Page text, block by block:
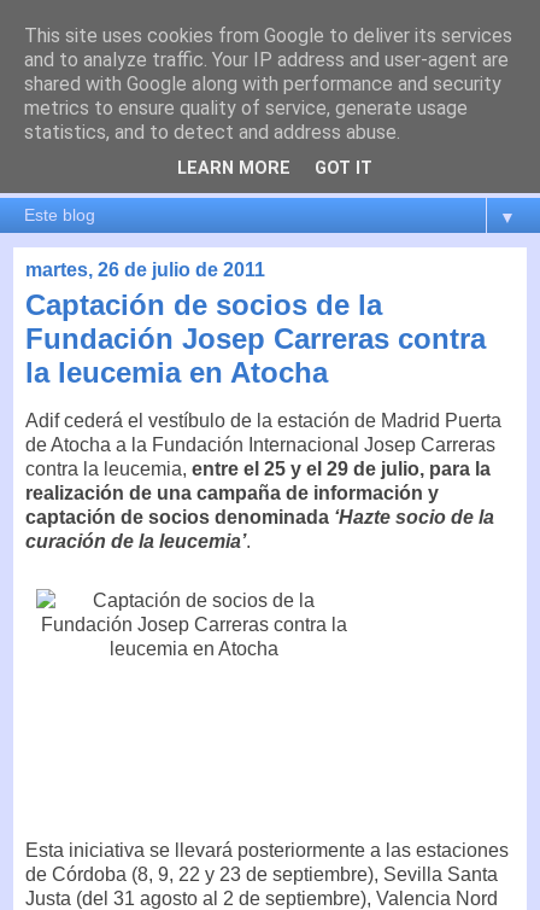
es por madrid
El blog de Madrid y su actualidad, proyectos, transporte,
movilidad, arquitectura, participación, medio ambiente,
educación, empleo, ...
▼
martes, 26 de julio de 2011
Captación de socios de la
Fundación Josep Carreras contra
la leucemia en Atocha
Adif cederá el vestíbulo de la estación de Madrid Puerta
de Atocha a la Fundación Internacional Josep Carreras
contra la leucemia, entre el 25 y el 29 de julio, para la
realización de una campaña de información y
captación de socios denominada ‘Hazte socio de la
curación de la leucemia’.
Esta iniciativa se llevará posteriormente a las estaciones
de Córdoba (8, 9, 22 y 23 de septiembre), Sevilla Santa
Justa (del 31 agosto al 2 de septiembre), Valencia Nord
This site uses cookies from Google to deliver its services
and to analyze traffic. Your IP address and user-agent are
shared with Google along with performance and security
metrics to ensure quality of service, generate usage
statistics, and to detect and address abuse.
LEARN MORE GOT IT